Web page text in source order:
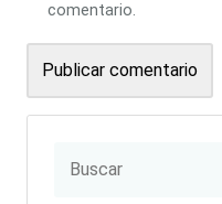
comentario.